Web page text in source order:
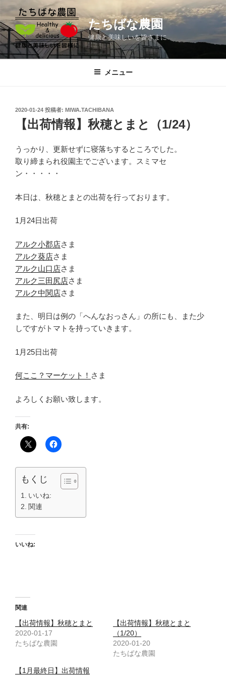
ン
テ
ン
ツ
たちばな農園
健康と美味しいを皆さまに
メニュー
投
2020-01-24 投稿者: MIWA.TACHIBANA
【出荷情報】秋穂とまと（1/24）
うっかり、更新せずに寝落ちするところでした。
取り締まられ役園主でございます。スミマセ
ン・・・・・
本日は、秋穂とまとの出荷を行っております。
1月24日出荷
アルク小郡店さま
アルク葵店さま
アルク山口店さま
アルク三田尻店さま
アルク中関店さま
また、明日は例の「へんなおっさん」の所にも、また少
しですがトマトを持っていきます。
1月25日出荷
何ここ？マーケット！ さま
よろしくお願い致します。
共有:
もくじ
いいね:
関連
いいね:
関連
【出荷情報】秋穂とまと
2020-01-17
たちばな農園
【出荷情報】秋穂とまと
（1/20）
2020-01-20
たちばな農園
【1月最終日】出荷情報